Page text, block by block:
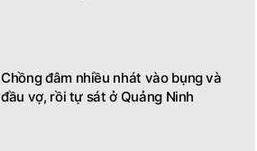
Chồng đâm nhiều nhát vào bụng và
đầu vợ, rồi tự sát ở Quảng Ninh